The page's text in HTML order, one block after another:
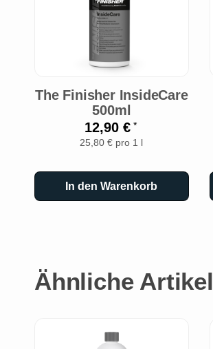
The Finisher InsideCare
500ml
12,90 €*
25,80 € pro 1 l
In den Warenkorb
Ähnliche Artikel